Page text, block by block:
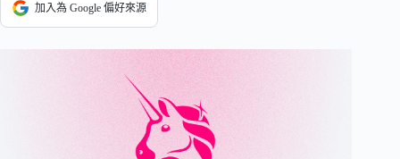
加入為 Google 偏好來源